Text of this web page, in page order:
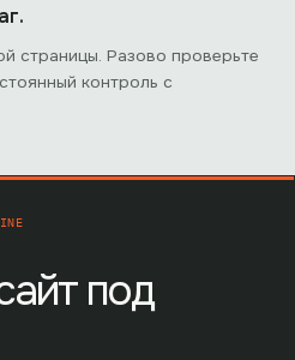
страницы. Разово проверьте
контроль с
под